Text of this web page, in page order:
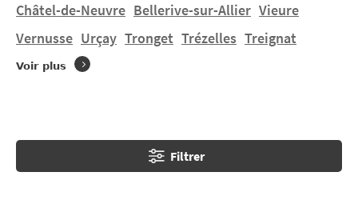
Aucun camping ne se trouve directement àThionne
Châtel-de-Neuvre Bellerive-sur-Allier Vieure
Vernusse Urçay Tronget Trézelles Treignat
Voir plus
Filtrer